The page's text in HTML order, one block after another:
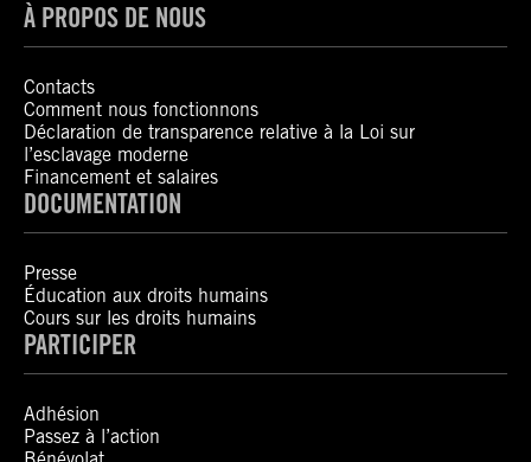
À PROPOS DE NOUS
Contacts
Comment nous fonctionnons
Déclaration de transparence relative à la Loi sur
l’esclavage moderne
Financement et salaires
DOCUMENTATION
Presse
Éducation aux droits humains
Cours sur les droits humains
PARTICIPER
Adhésion
Passez à l’action